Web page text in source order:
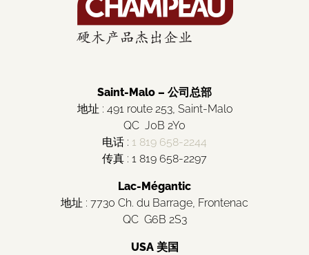
Saint-Malo – 公司总部
地址 : 491 route 253, Saint-Malo
QC J0B 2Y0
电话 : 1 819 658-2244
传真 : 1 819 658-2297
Lac-Mégantic
地址 : 7730 Ch. du Barrage, Frontenac
QC G6B 2S3
USA 美国